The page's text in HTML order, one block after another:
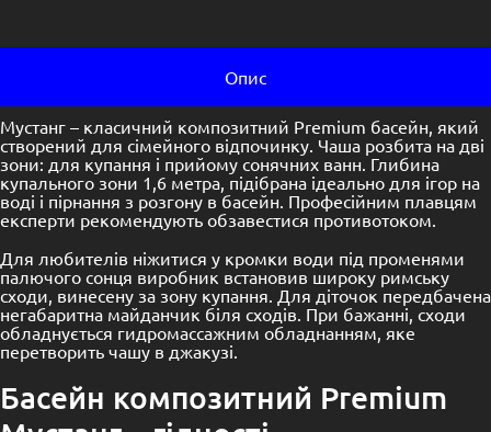
Опис
Мустанг – класичний композитний Premium басейн, який
створений для сімейного відпочинку. Чаша розбита на дві
зони: для купання і прийому сонячних ванн. Глибина
купального зони 1,6 метра, підібрана ідеально для ігор на
воді і пірнання з розгону в басейн. Професійним плавцям
експерти рекомендують обзавестися противотоком.
Для любителів ніжитися у кромки води під променями
палючого сонця виробник встановив широку римську
сходи, винесену за зону купання. Для діточок передбачена
негабаритна майданчик біля сходів. При бажанні, сходи
обладнується гидромассажним обладнанням, яке
перетворить чашу в джакузі.
Басейн композитний Premium